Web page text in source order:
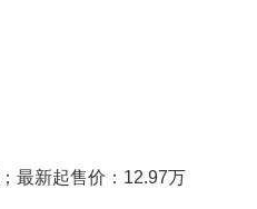
最新起售价：12.97万